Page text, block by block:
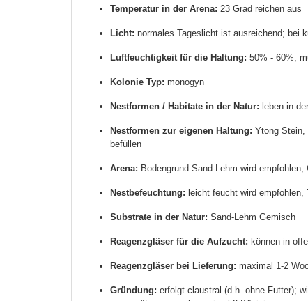
Temperatur in der Arena: 23 Grad reichen aus
Licht: normales Tageslicht ist ausreichend; bei
Luftfeuchtigkeit für die Haltung: 50% - 60%,
Kolonie Typ: monogyn
Nestformen / Habitate in der Natur: leben in
Nestformen zur eigenen Haltung: Ytong Stein,
befüllen
Arena: Bodengrund Sand-Lehm wird
Nestbefeuchtung: leicht feucht wird
Substrate in der Natur: Sand-Lehm Gemisch
Reagenzgläser für die Aufzucht: können in
Reagenzgläser bei Lieferung: maximal 1-2
Gründung: erfolgt claustral (d.h. ohne Futter);